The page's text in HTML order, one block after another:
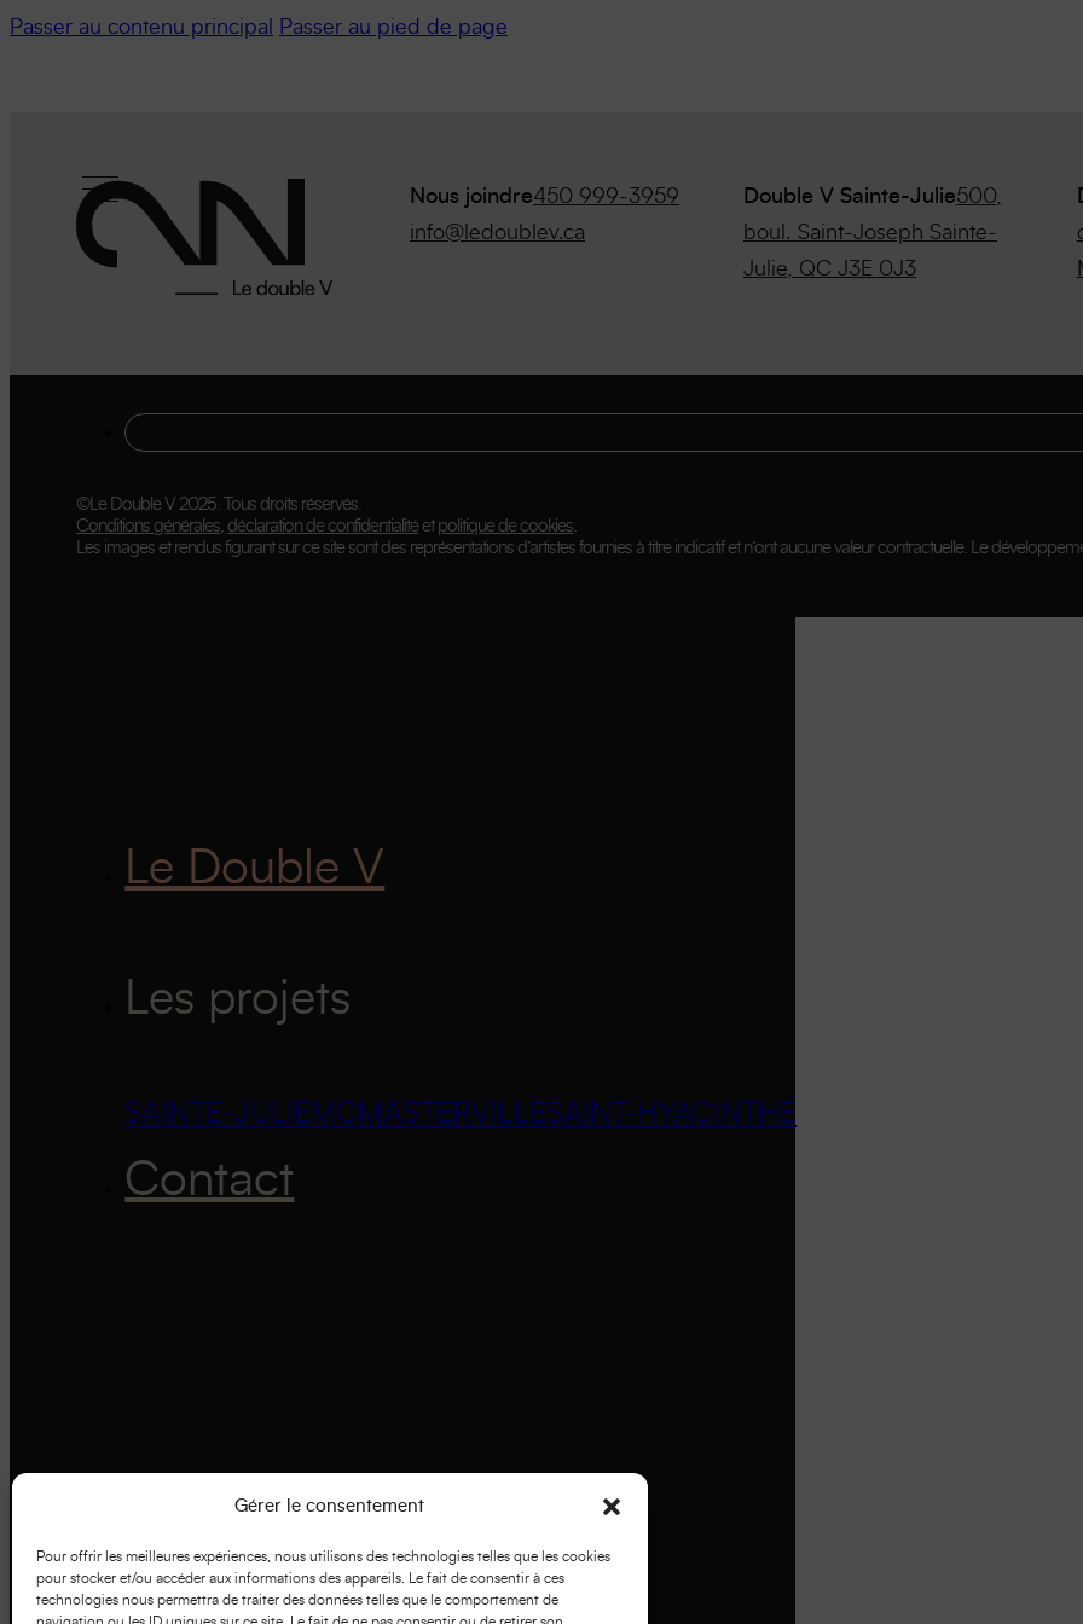
Gérer le consentement
Pour offrir les meilleures expériences, nous utilisons des technologies telles que les cookies
pour stocker et/ou accéder aux informations des appareils. Le fait de consentir à ces
technologies nous permettra de traiter des données telles que le comportement de
Passer au contenu principal Passer au pied de page
Nous joindre450 999-3959
info@ledoublev.ca
Double V Sainte-Julie500,
boul. Saint-Joseph Sainte-
Julie, QC J3E 0J3
©Le Double V 2025. Tous droits réservés.
Conditions générales déclaration de confidentialité et politique de cookies
Les images et rendus figurant sur ce site sont des représentations d’artistes fournies à titre indicatif et n’ont aucune valeur contractuelle. Le
Le Double V
Les projets
SAINTE-JULIE MCMASTERVILLESAINT-HYACINTHE
Contact